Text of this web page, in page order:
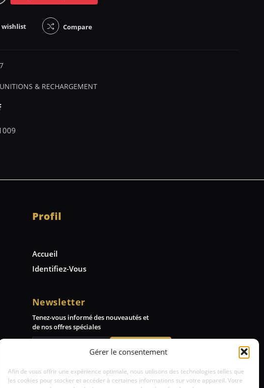
Gérer le consentement
Afin de vous offrir une expérience optimale, nous utilisons des technologies telles que
les cookies pour stocker et accéder à certaines informations sur votre appareil. Votre
wishlist Compare
& RECHARGEMENT
Profil
Accueil
Identifiez-Vous
Newsletter
Tenez-vous informé des nouveautés et
de nos offres spéciales